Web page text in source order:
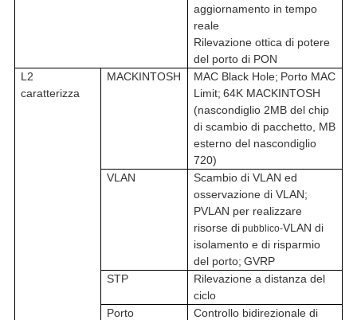
aggiornamento in tempo
reale
Rilevazione ottica di potere
del porto di PON
L2
caratterizza
MACKINTOSH MAC Black Hole; Porto MAC
Limit; 64K MACKINTOSH
(nascondiglio 2MB del chip
di scambio di pacchetto, MB
esterno del nascondiglio
720)
VLAN
Scambio di VLAN ed
osservazione di VLAN;
PVLAN per realizzare
risorse di pubblico-VLAN di
isolamento e di risparmio
del porto; GVRP
STP
Rilevazione a distanza del
ciclo
Porto
Controllo bidirezionale di